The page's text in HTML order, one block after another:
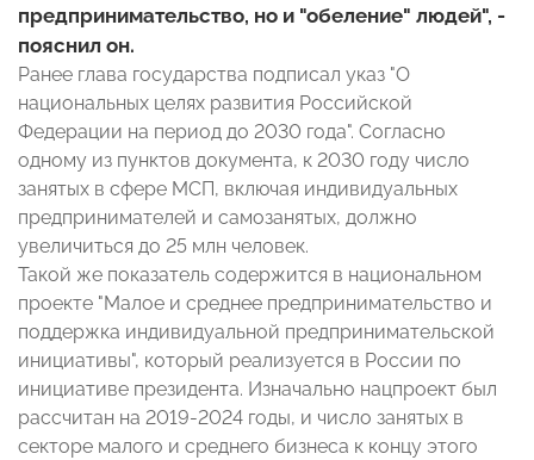
предпринимательство, но и "обеление" людей", -
пояснил он.
Ранее глава государства подписал указ "О
национальных целях развития Российской
Федерации на период до 2030 года". Согласно
одному из пунктов документа, к 2030 году число
занятых в сфере МСП, включая индивидуальных
предпринимателей и самозанятых, должно
увеличиться до 25 млн человек.
Такой же показатель содержится в национальном
проекте "Малое и среднее предпринимательство и
поддержка индивидуальной предпринимательской
инициативы", который реализуется в России по
инициативе президента. Изначально нацпроект был
рассчитан на 2019-2024 годы, и число занятых в
секторе малого и среднего бизнеса к концу этого